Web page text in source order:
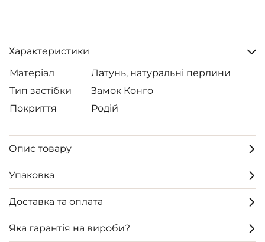
Характеристики
Матеріал
Латунь, натуральні перлини
Тип застібки
Замок Конго
Покриття
Родій
Опис товару
Упаковка
Доставка та оплата
Яка гарантія на вироби?